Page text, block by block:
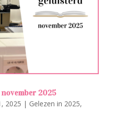
2025
2025 | Gelezen in 2025,